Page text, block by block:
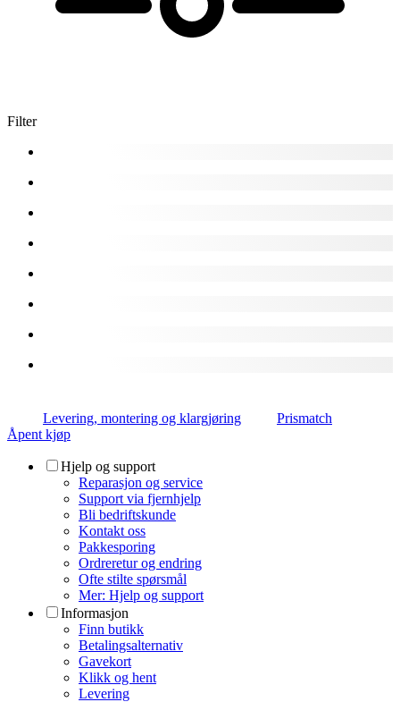
Filter
Levering, montering og klargjøring
Prismatch
Åpent kjøp
Hjelp og support
Reparasjon og service
Support via fjernhjelp
Bli bedriftskunde
Kontakt oss
Pakkesporing
Ordreretur og endring
Ofte stilte spørsmål
Mer: Hjelp og support
Informasjon
Finn butikk
Betalingsalternativ
Gavekort
Klikk og hent
Levering